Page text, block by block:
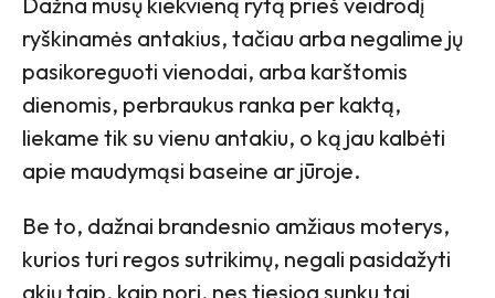
ryškinamės antakius, tačiau arba negalime jų
pasikoreguoti vienodai, arba karštomis
dienomis, perbraukus ranka per kaktą,
liekame tik su vienu antakiu, o ką jau kalbėti
apie maudymąsi baseine ar jūroje.
Be to, dažnai brandesnio amžiaus moterys,
kurios turi regos sutrikimų, negali pasidažyti
akių taip, kaip nori, nes tiesiog sunku tai